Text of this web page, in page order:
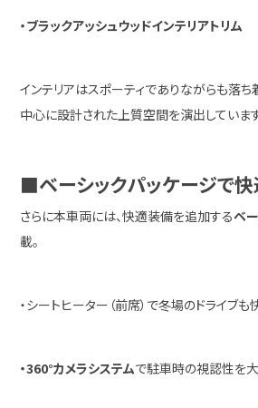
・ブラックアッシュウッドインテリアトリム
インテリアはスポーティでありながらも落ち
中心に設計された上質空間を演出しています
■ベーシックパッケージで
さらに本車両には、快適装備を追加するベ
載。
・シートヒーター（前席）で冬場のドライブも
・360°カメラシステムで駐車時の視認性を